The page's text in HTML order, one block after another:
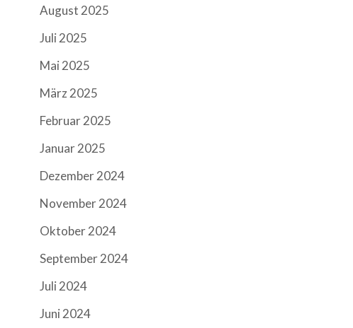
August 2025
Juli 2025
Mai 2025
März 2025
Februar 2025
Januar 2025
Dezember 2024
November 2024
Oktober 2024
September 2024
Juli 2024
Juni 2024